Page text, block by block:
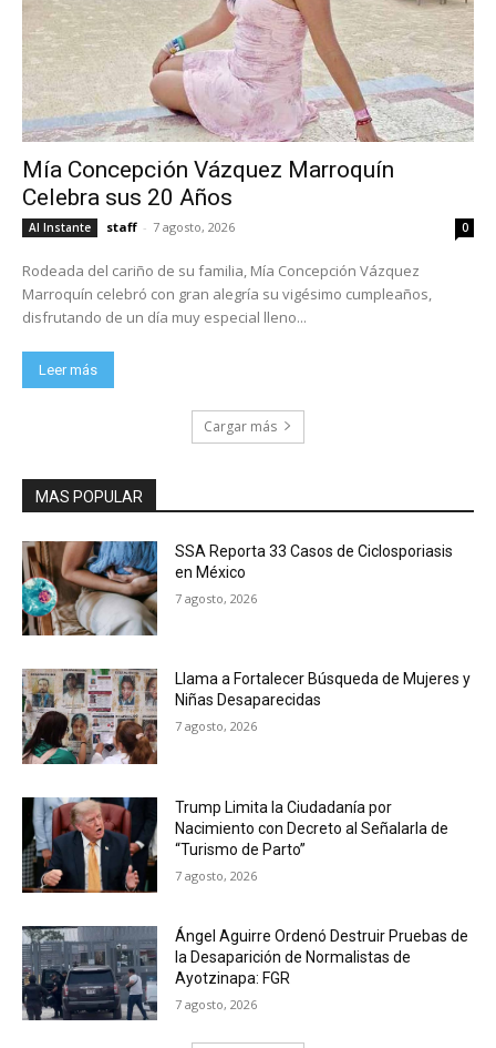
Mía Concepción Vázquez Marroquín
Celebra sus 20 Años
Al Instante staff - 7 agosto, 2026 0
Rodeada del cariño de su familia, Mía Concepción Vázquez
Marroquín celebró con gran alegría su vigésimo cumpleaños,
disfrutando de un día muy especial lleno...
Leer más
Cargar más
MAS POPULAR
SSA Reporta 33 Casos de Ciclosporiasis
en México
7 agosto, 2026
Llama a Fortalecer Búsqueda de Mujeres y
Niñas Desaparecidas
7 agosto, 2026
Trump Limita la Ciudadanía por
Nacimiento con Decreto al Señalarla de
“Turismo de Parto”
7 agosto, 2026
Ángel Aguirre Ordenó Destruir Pruebas de
la Desaparición de Normalistas de
Ayotzinapa: FGR
7 agosto, 2026